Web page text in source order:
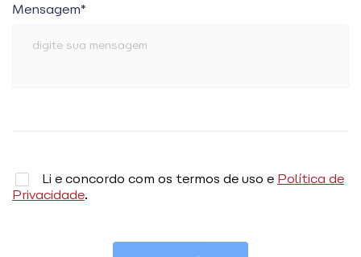
Mensagem*
Li e concordo com os termos de uso e Política de
Privacidade.